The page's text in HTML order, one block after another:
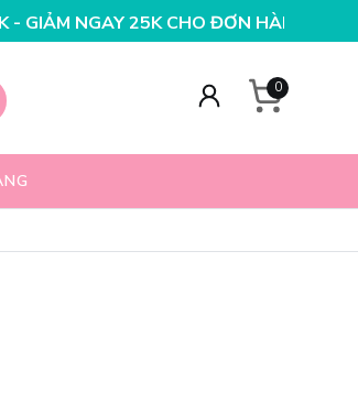
ĐƠN HÀNG 99KNHẬP MÃ T08FS20K -
0